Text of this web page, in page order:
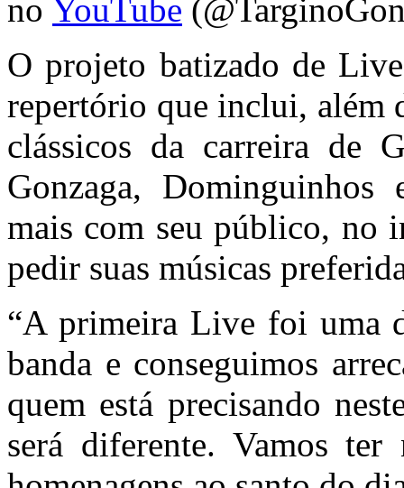
no YouTube
O projeto batizado de
repertório que inclui, além
clássicos da carreira de
Gonzaga,
mais com seu público, no
pedir suas músicas
“A primeira Live foi uma
banda e conseguimos
quem está precisando
será diferente. Vamos